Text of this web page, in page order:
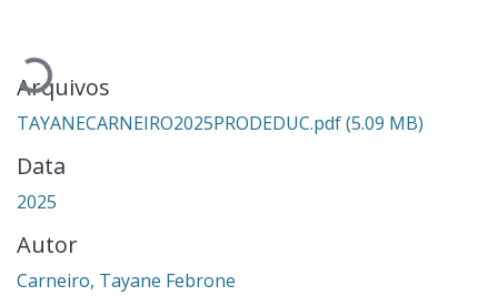
Carregando...
Arquivos
TAYANECARNEIRO2025PRODEDUC.pdf(5.09 MB)
Data
2025
Autor
Carneiro, Tayane Febrone